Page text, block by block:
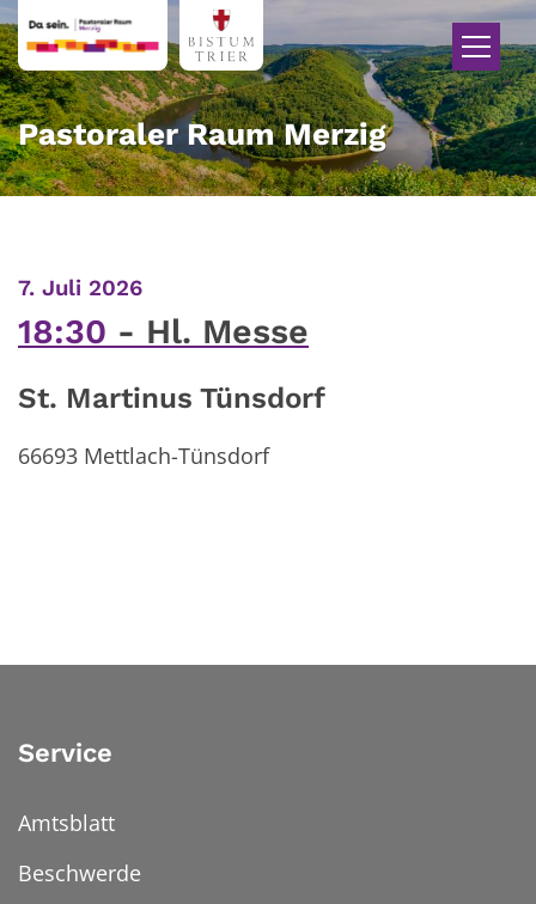
Zum Inhalt springen
Pastoraler Raum Merzig
7. Juli 2026:
18:30 Hl. Messe
St. Martinus Tünsdorf
66693 Mettlach-Tünsdorf
Service
Amtsblatt
Beschwerde